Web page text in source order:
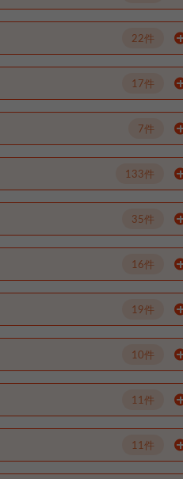
22件
17件
7件
133件
35件
16件
19件
10件
11件
11件